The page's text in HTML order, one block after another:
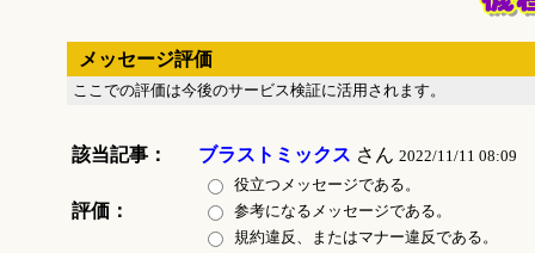
メッセージ評価
ここでの評価は今後のサービス検証に活用されます。
該当記事： ブラストミックス さん 2022/11/11 08:09
評価：
役立つメッセージである。
参考になるメッセージである。
規約違反、またはマナー違反である。